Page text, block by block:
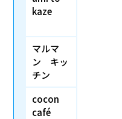
kaze
マルマ
ン キッ
チン
cocon
café